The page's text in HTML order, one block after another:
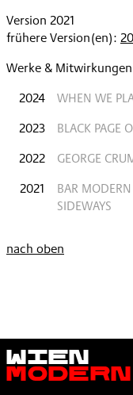
Version 2021
frühere Version(en):
Werke & Mitwirkungen
2024
WHEN WE
2023
BLACK PAGE
2022
GEORGE
2021
BAR
SIDEWAYS
nach oben
Wien
Modern